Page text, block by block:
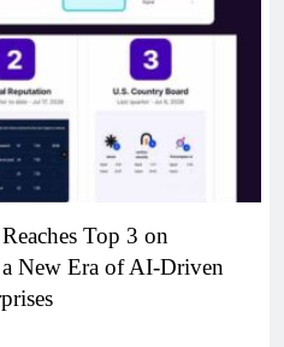
Top 3 on
New Era of AI-Driven